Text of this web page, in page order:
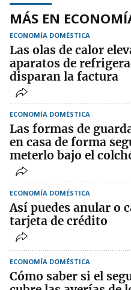
MÁS EN
ECONOMÍA DOMÉSTICA
Las olas de calor
aparatos de
disparan la factura
ECONOMÍA DOMÉSTICA
Las formas de
en casa de forma
meterlo bajo el
ECONOMÍA DOMÉSTICA
Así puedes anular o
tarjeta de crédito
ECONOMÍA DOMÉSTICA
Cómo saber si el